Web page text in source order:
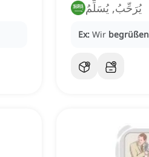
يُرَحِّبُ, يُسَلِّمُ
Ex: Wir begrüßen